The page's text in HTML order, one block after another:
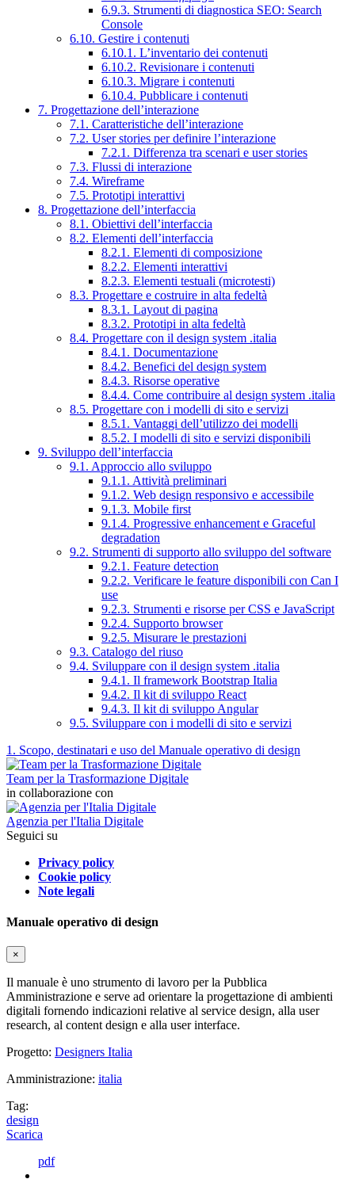
6.9.3. Strumenti di diagnostica SEO: Search
Console
6.10. Gestire i contenuti
6.10.1. L’inventario dei contenuti
6.10.2. Revisionare i contenuti
6.10.3. Migrare i contenuti
6.10.4. Pubblicare i contenuti
7. Progettazione dell’interazione
7.1. Caratteristiche dell’interazione
7.2. User stories per definire l’interazione
7.2.1. Differenza tra scenari e user stories
7.3. Flussi di interazione
7.4. Wireframe
7.5. Prototipi interattivi
8. Progettazione dell’interfaccia
8.1. Obiettivi dell’interfaccia
8.2. Elementi dell’interfaccia
8.2.1. Elementi di composizione
8.2.2. Elementi interattivi
8.2.3. Elementi testuali (microtesti)
8.3. Progettare e costruire in alta fedeltà
8.3.1. Layout di pagina
8.3.2. Prototipi in alta fedeltà
8.4. Progettare con il design system .italia
8.4.1. Documentazione
8.4.2. Benefici del design system
8.4.3. Risorse operative
8.4.4. Come contribuire al design system .italia
8.5. Progettare con i modelli di sito e servizi
8.5.1. Vantaggi dell’utilizzo dei modelli
8.5.2. I modelli di sito e servizi disponibili
9. Sviluppo dell’interfaccia
9.1. Approccio allo sviluppo
9.1.1. Attività preliminari
9.1.2. Web design responsivo e accessibile
9.1.3. Mobile first
9.1.4. Progressive enhancement e Graceful
degradation
9.2. Strumenti di supporto allo sviluppo del software
9.2.1. Feature detection
9.2.2. Verificare le feature disponibili con Can I
use
9.2.3. Strumenti e risorse per CSS e JavaScript
9.2.4. Supporto browser
9.2.5. Misurare le prestazioni
9.3. Catalogo del riuso
9.4. Sviluppare con il design system .italia
9.4.1. Il framework Bootstrap Italia
9.4.2. Il kit di sviluppo React
9.4.3. Il kit di sviluppo Angular
9.5. Sviluppare con i modelli di sito e servizi
1. Scopo, destinatari e uso del Manuale operativo di design
Team per la Trasformazione Digitale
in collaborazione con
Agenzia per l'Italia Digitale
Seguici su
Privacy policy
Cookie policy
Note legali
Manuale operativo di design
×
Il manuale è uno strumento di lavoro per la Pubblica
Amministrazione e serve ad orientare la progettazione di ambienti
digitali fornendo indicazioni relative al service design, alla user
research, al content design e alla user interface.
Progetto: Designers Italia
Amministrazione: italia
Tag:
design
Scarica
pdf